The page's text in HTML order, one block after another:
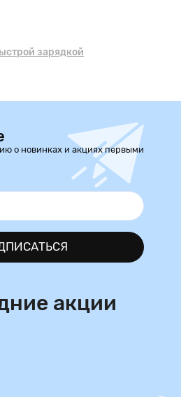
зарядкой
о новинках и акциях первыми
акции